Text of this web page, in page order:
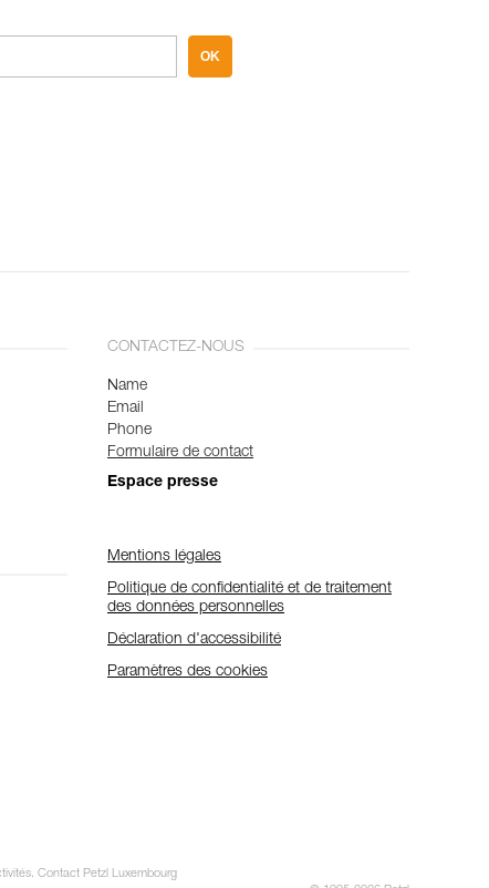
OK
CONTACTEZ-NOUS
Name
Email
Phone
Formulaire de contact
Espace presse
Mentions légales
Politique de confidentialité et de traitement
des données personnelles
Déclaration d'accessibilité
Paramètres des cookies
Contact Petzl Luxembourg